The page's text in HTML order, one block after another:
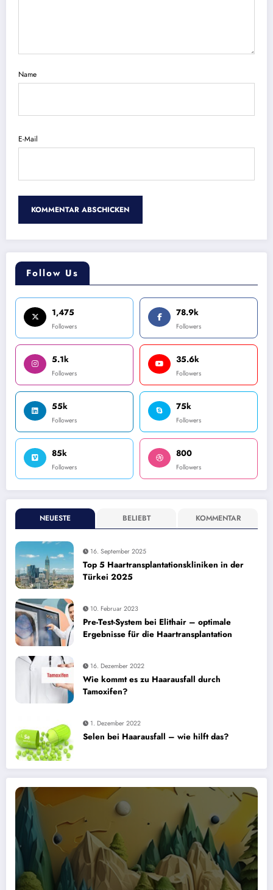
Name
E-Mail
Follow Us
1,475
Followers
78.9k
Followers
5.1k
Followers
35.6k
Followers
55k
Followers
75k
Followers
85k
Followers
800
Followers
NEUESTE BELIEBT KOMMENTAR
16. September 2025
Top 5 Haartransplantationskliniken in der
Türkei 2025
10. Februar 2023
Pre-Test-System bei Elithair – optimale
Ergebnisse für die Haartransplantation
16. Dezember 2022
Wie kommt es zu Haarausfall durch
Tamoxifen?
1. Dezember 2022
Selen bei Haarausfall – wie hilft das?